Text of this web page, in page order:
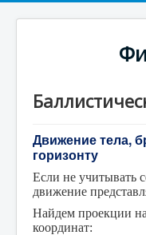
Движение тела,
горизонту
Если не учитывать
движение
Найдем проекции
координат: